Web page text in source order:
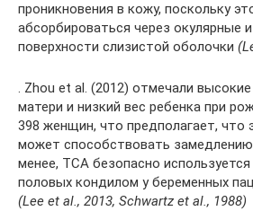
проникновения в кожу, поскольку
абсорбироваться через окулярные
поверхности слизистой оболочки
. Zhou et al. (2012) отмечали
матери и низкий вес ребенка при
398 женщин, что предполагает, что
может способствовать
менее, TCA безопасно
половых кондилом у беременных
(Lee et al., 2013, Schwartz et al., 1988)